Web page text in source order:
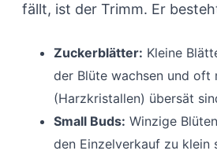
fällt, ist der Trimm. Er
Zuckerblätter: Kleine
der Blüte wachsen und oft
(Harzkristallen) übersät
Small Buds: Winzige
den Einzelverkauf zu klein